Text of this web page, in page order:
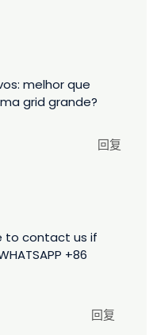
melhor que
grid grande?
回复
to contact us if
+86
回复